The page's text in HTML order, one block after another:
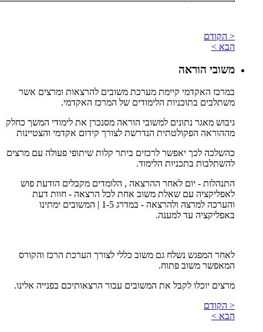
< הקודם
הבא >
משובי הוראה
במרכז האקדמי קיימת מערכת משובים להרצאות ומרצים אשר
משתלבים בתוכניות הלימודים של המרכז האקדמי.
גיבוש מאגר נתונים למשובי הוראה מסנכרן את לימודי המשך כחלק
מההוראה הפקולטתית הנדרשת לצורך קידום אקדמי והצטיינות
כהשלכה לכך יאפשר לרכזים ביתר קלות שיתופי פעולה עם מרצים
להשתלבות בתכניות הלימוד.
התנהלות - יום לאחר ההרצאה , הלומדים מקבלים הודעת פוש
לאפליקציה עם שאלת משוב אחת לכל הרצאה - חוות דעת
והערכה למרצה ולהרצאה - במדרג 1-5 | המשובים ימתינו
באפליקציה עד למענה.
לאחר המפגש נשלח גם משוב כללי לצורך הערכת הרכז והקורס
המאפשר משוב פתוח.
מרצים יוכלו לקבל את המשובים עבור הרצאותיכם בפנייה אלינו.
< הקודם
הבא >